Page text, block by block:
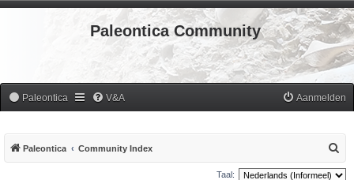
Paleontica Community
Paleontica V&A Aanmelden
Paleontica Community Index
o
Taal: